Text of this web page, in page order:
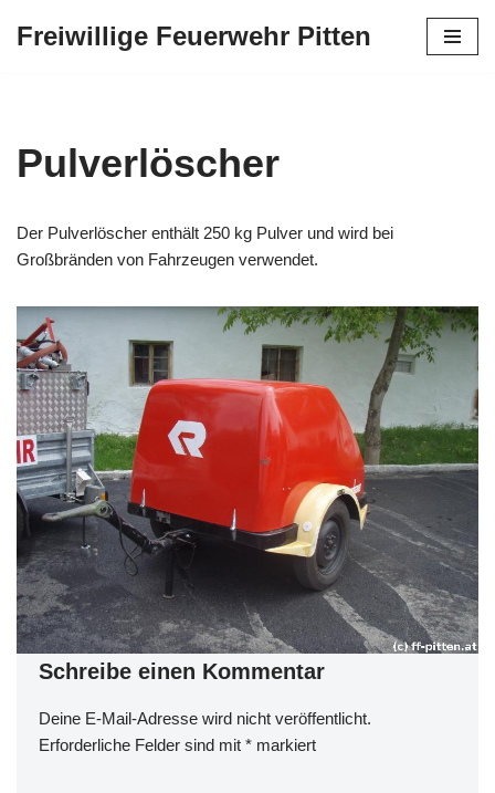
Freiwillige Feuerwehr Pitten
Pulverlöscher
Der Pulverlöscher enthält 250 kg Pulver und wird bei
Großbränden von Fahrzeugen verwendet.
Schreibe einen Kommentar
Deine E-Mail-Adresse wird nicht veröffentlicht.
Erforderliche Felder sind mit * markiert